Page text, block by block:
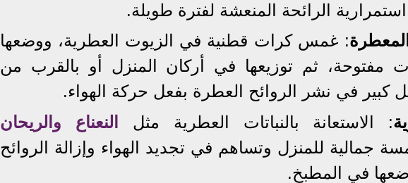
الرائحة المنعشة لفترة طويلة.
: غمس كرات قطنية في الزيوت العطرية، ووضعها
مفتوحة، ثم توزيعها في أركان المنزل أو بالقرب من
كبير في نشر الروائح العطرة بفعل حركة الهواء.
: الاستعانة بالنباتات العطرية مثل
النعناع والريحان
جمالية للمنزل وتساهم في تجديد الهواء وإزالة الروائح
في المطبخ.